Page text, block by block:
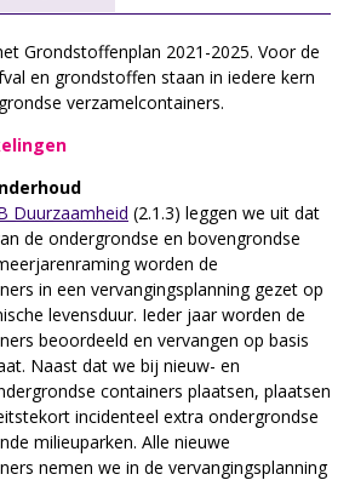
Grondstoffenplan 2021-2025. Voor de
en grondstoffen staan in iedere kern
verzamelcontainers.
Duurzaamheid (2.1.3) leggen we uit dat
de ondergrondse en bovengrondse
worden de
in een vervangingsplanning gezet op
levensduur. Ieder jaar worden de
beoordeeld en vervangen op basis
Naast dat we bij nieuw- en
containers plaatsen, plaatsen
incidenteel extra ondergrondse
milieuparken. Alle nieuwe
nemen we in de vervangingsplanning